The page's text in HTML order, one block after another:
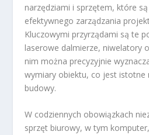
narzędziami i sprzętem, które
efektywnego zarządzania
Kluczowymi przyrządami są te
laserowe dalmierze, niwelatory
nim można precyzyjnie
wymiary obiektu, co jest istotne
budowy.
W codziennych obowiązkach
sprzęt biurowy, w tym